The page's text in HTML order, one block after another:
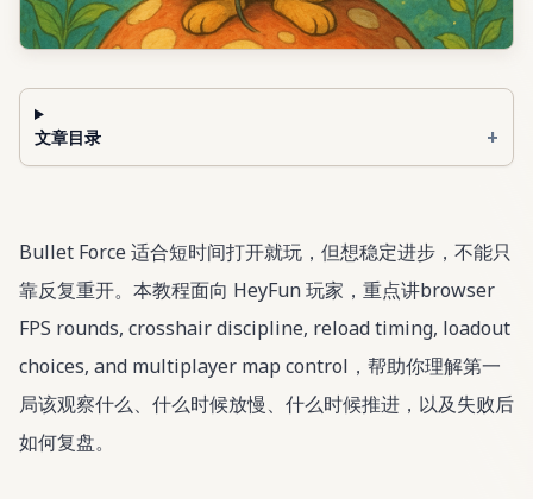
文章目录 +
Bullet Force 适合短时间打开就玩，但想稳定进步，不能只
靠反复重开。本教程面向 HeyFun 玩家，重点讲browser
FPS rounds, crosshair discipline, reload timing, loadout
choices, and multiplayer map control，帮助你理解第一
局该观察什么、什么时候放慢、什么时候推进，以及失败后
如何复盘。